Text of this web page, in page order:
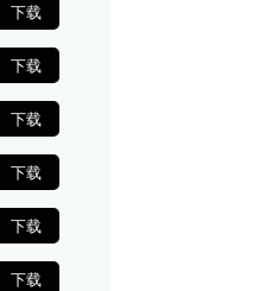
下载
下载
下载
下载
下载
下载